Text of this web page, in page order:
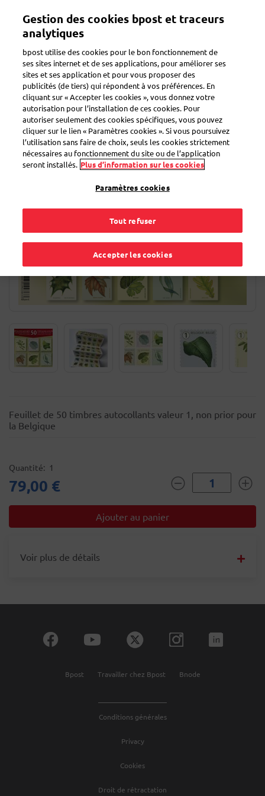
contenu
Mon compte
Zoeken
Feuilles d'arbres - 50 timbres
non prior Belgique
Code produit SEL0000032337
Feuillet de 50 timbres autocollants valeur 1, non prior pour
la Belgique
Quantité 1
79,00 €
Voir plus de détails
Conditions générales
Privacy
Cookies
Droit de rétractation
Bpost Travailler chez Bpost Bnode
Gestion des cookies bpost et traceurs
analytiques
bpost utilise des cookies pour le bon fonctionnement de
ses sites internet et de ses applications, pour améliorer ses
sites et ses application et pour vous proposer des
publicités (de tiers) qui répondent à vos préférences. En
cliquant sur « Accepter les cookies », vous donnez votre
autorisation pour l’installation de ces cookies. Pour
autoriser seulement des cookies spécifiques, vous pouvez
cliquer sur le lien « Paramètres cookies ». Si vous poursuivez
l’utilisation sans faire de choix, seuls les cookies strictement
nécessaires au fonctionnement du site ou de l’application
seront installés. Plus d’information sur les cookies
Paramètres cookies
Tout refuser
Accepter les cookies